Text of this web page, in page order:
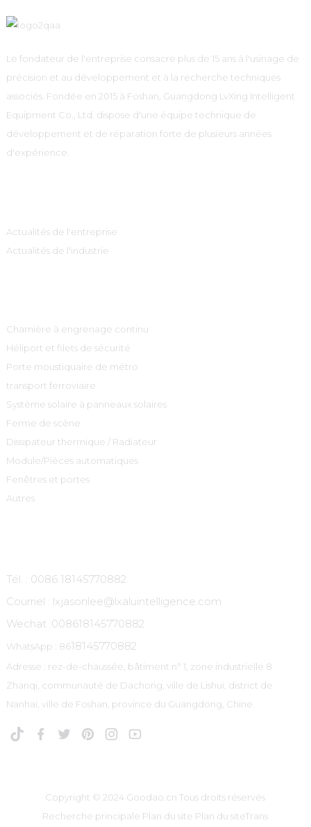
Le fondateur de l'entreprise consacre plus de 15 ans à l'usinage de
précision et au développement et à la recherche techniques
associés. Fondée en 2015 à Foshan, Guangdong LvXing Intelligent
Equipment Co., Ltd. dispose d'une équipe technique de
développement et de réparation forte de plusieurs années
d'expérience.
Actualités de l'entreprise
Actualités de l'industrie
Charnière à engrenage continu
Héliport et filets de sécurité
Porte moustiquaire de métro
transport ferroviaire
Système solaire à panneaux solaires
Ferme de scène
Dissipateur thermique / Radiateur
Module/Pièces automatiques
Fenêtres et portes
Autres
Tél. : 0086 18145770882
Courriel : lxjasonlee@lxaluintelligence.com
Wechat :008618145770882
WhatsApp : 8618145770882
Adresse : rez-de-chaussée, bâtiment n° 1, zone industrielle 8
Zhanqi, communauté de Dachong, ville de Lishui, district de
Nanhai, ville de Foshan, province du Guangdong, Chine.
Copyright © 2024 Goodao.cn Tous droits réservés
Recherche principale Plan du site Plan du siteTrans